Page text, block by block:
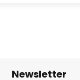
Newsletter